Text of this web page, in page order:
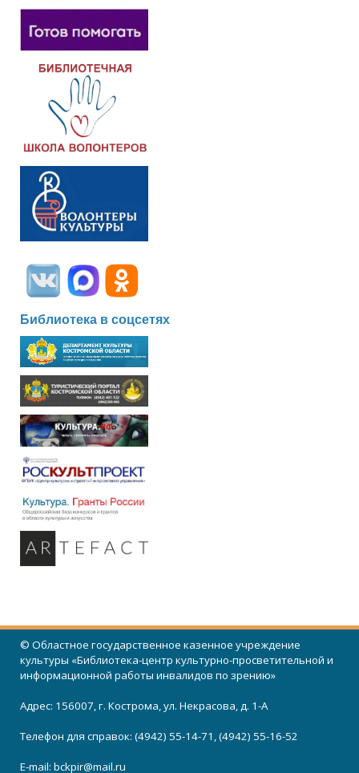
Библиотека в соцсетях
© Областное государственное казенное учреждение
культуры «Библиотека-центр культурно-просветительной и
информационной работы инвалидов по зрению»
Адрес: 156007, г. Кострома, ул. Некрасова, д. 1-А
Телефон для справок: (4942) 55-14-71, (4942) 55-16-52
E-mail: bckpir@mail.ru